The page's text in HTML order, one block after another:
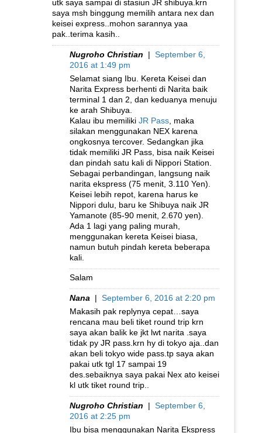
utk saya sampai di stasiun JR shibuya.krn
saya msh binggung memilih antara nex dan
keisei express..mohon sarannya yaa
pak..terima kasih..
Nugroho Christian | September 6,
2016 at 1:49 pm
Selamat siang Ibu. Kereta Keisei dan
Narita Express berhenti di Narita baik
terminal 1 dan 2, dan keduanya menuju
ke arah Shibuya.
Kalau ibu memiliki JR Pass , maka
silakan menggunakan NEX karena
ongkosnya tercover. Sedangkan jika
tidak memiliki JR Pass, bisa naik Keisei
dan pindah satu kali di Nippori Station.
Sebagai perbandingan, langsung naik
narita ekspress (75 menit, 3.110 Yen).
Keisei lebih repot, karena harus ke
Nippori dulu, baru ke Shibuya naik JR
Yamanote (85-90 menit, 2.670 yen).
Ada 1 lagi yang paling murah,
menggunakan kereta Keisei biasa,
namun butuh pindah kereta beberapa
kali.
Salam
Nana | September 6, 2016 at 2:20 pm
Makasih pak replynya cepat…saya
rencana mau beli tiket round trip krn
saya akan balik ke jkt lwt narita .saya
tidak py JR pass.krn hy di tokyo aja..dan
akan beli tokyo wide pass.tp saya akan
pakai utk tgl 17 sampai 19
des.sebaiknya saya pakai Nex ato keisei
kl utk tiket round trip..
Nugroho Christian | September 6,
2016 at 2:25 pm
Ibu bisa menggunakan Narita Ekspress